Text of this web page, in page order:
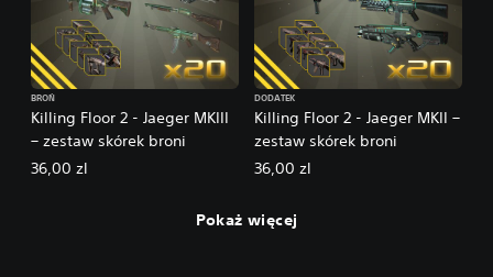
Killing Floor 2 - Jaeger MKIII
– zestaw skórek broni
BROŃ
36,00 zl
Killing Floor 2 - Jaeger MKII –
zestaw skórek broni
DODATEK
36,00 zl
Pokaż więcej